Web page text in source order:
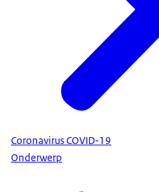
Coronavirus COVID-19
Onderwerp